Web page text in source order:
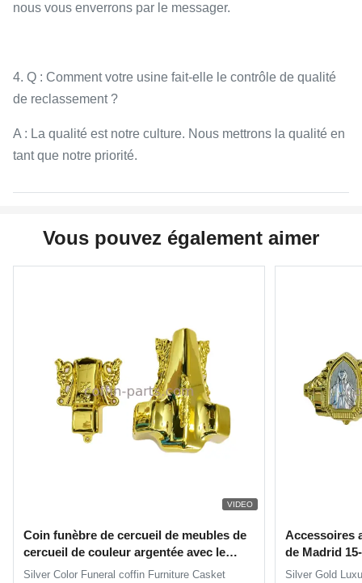
nous vous enverrons par le messager.
4. Q : Comment votre usine fait-elle le contrôle de qualité
de reclassement ?
A : La qualité est notre culture. Nous mettrons la qualité en
tant que notre priorité.
Vous pouvez également aimer
VIDEO
Coin funèbre de cercueil de meubles de
cercueil de couleur argentée avec le
matériel de Vierge de pp
Silver Color Funeral coffin Furniture Casket
Accessoires
de Madrid
Silver Gold